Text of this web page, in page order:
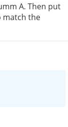
A. Then put
match the